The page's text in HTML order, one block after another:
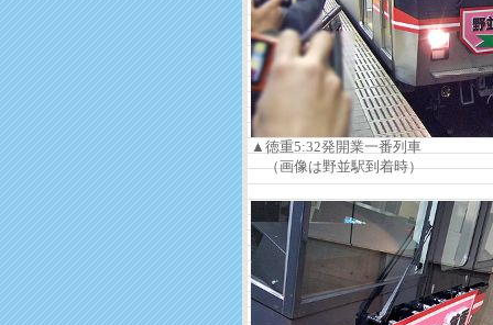
▲徳重5:32発開業一番列車
（画像は野並駅到着時）